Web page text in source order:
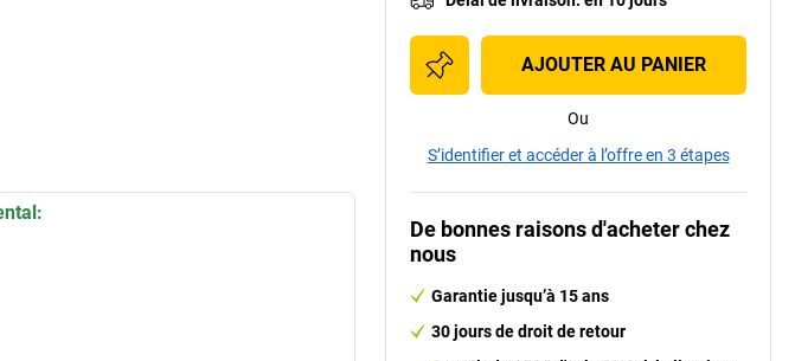
AJOUTER AU PANIER
Ou
S’identifier et accéder à l’offre en 3 étapes
De bonnes raisons d'acheter chez
nous
Garantie jusqu’à 15 ans
30 jours de droit de retour